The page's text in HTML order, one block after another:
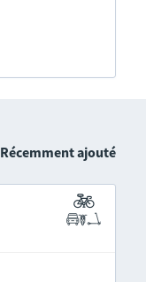
Récemment ajouté